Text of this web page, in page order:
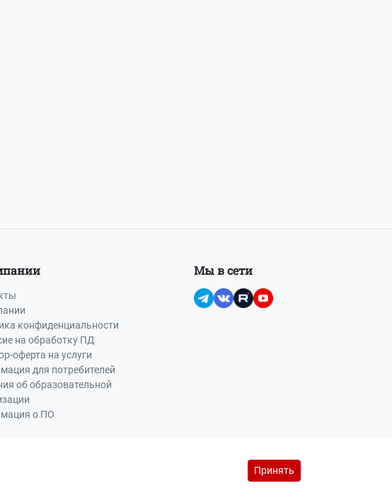
конфиденциальности
на обработку ПД
оферта на услуги
для потребителей
об образовательной
о ПО
Мы в сети
Принять